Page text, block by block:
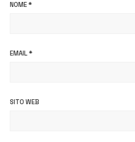
NOME*
EMAIL*
SITO WEB